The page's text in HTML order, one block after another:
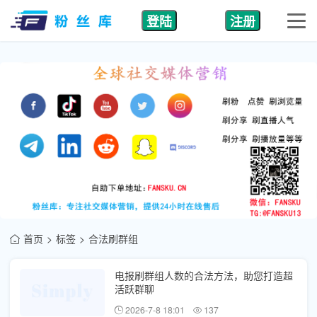
登陆 注册
首页 标签 合法刷群组
电报刷群组人数的合法方法，助您打造超
活跃群聊
2026-7-8 18:01 137